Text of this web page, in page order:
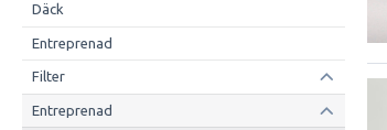
Däck
Entreprenad
Filter
Entreprenad